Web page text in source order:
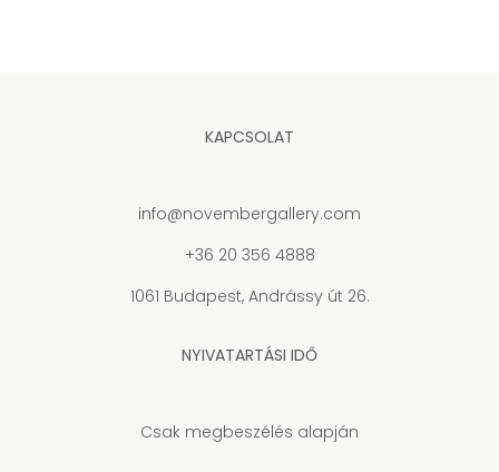
KAPCSOLAT
info@novembergallery.com
+36 20 356 4888
1061 Budapest, Andrássy út 26.
NYIVATARTÁSI IDŐ
Csak megbeszélés alapján